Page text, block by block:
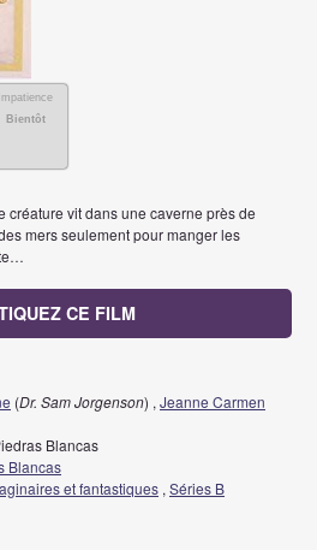
Impatience
Bientôt
créature vit dans une caverne près de
mers seulement pour manger les
CE FILM
(Dr. Sam Jorgenson) , Jeanne Carmen
Blancas
Blancas
et fantastiques , Séries B